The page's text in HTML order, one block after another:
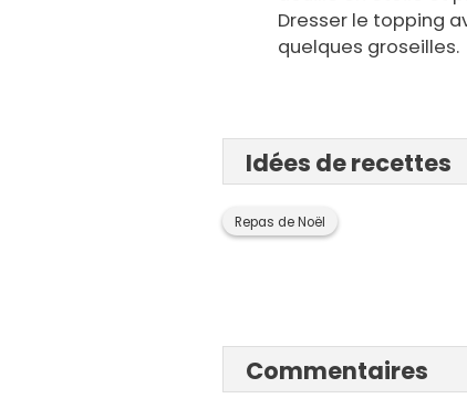
Dresser le topping
quelques groseilles.
Idées de recettes
Repas de Noël
Commentaires